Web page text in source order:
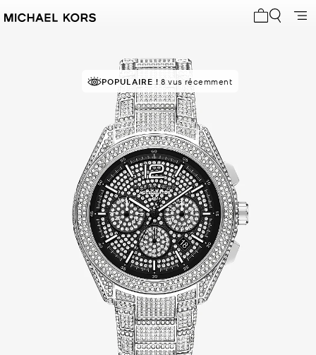
À SUCCÈS! Classé 5 étoiles par 80 % des clients
POPULAIRE ! 8 vus récemment